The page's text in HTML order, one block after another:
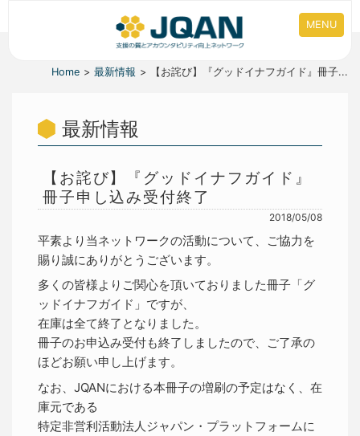
MENU
Home 最新情報 【お詫び】『グッドイナフガイド』冊子...
最新情報
【お詫び】『グッドイナフガイド』
冊子申し込み受付終了
2018/05/08
平素より当ネットワークの活動について、ご協力を
賜り誠にありがとうございます。
多くの皆様よりご関心を頂いておりました冊子「グ
ッドイナフガイド」ですが、
在庫は全て終了となりました。
冊子のお申込み受付も終了しましたので、ご了承の
ほどお願い申し上げます。
なお、JQANにおける本冊子の増刷の予定はなく、在
庫元である
特定非営利活動法人ジャパン・プラットフォームに